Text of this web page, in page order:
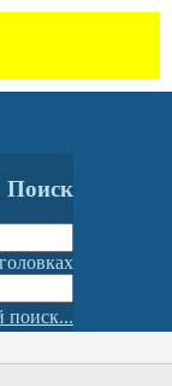
Поиск
поиск...